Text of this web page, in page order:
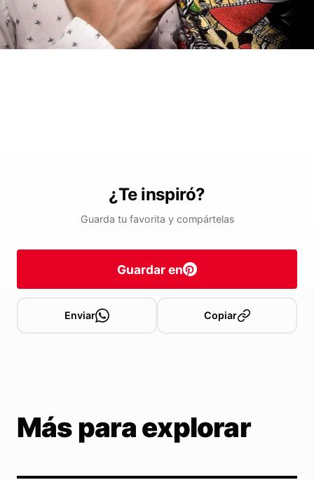
¿Te inspiró?
Guarda tu favorita y compártelas
Guardar en
Enviar Copiar
Más para explorar